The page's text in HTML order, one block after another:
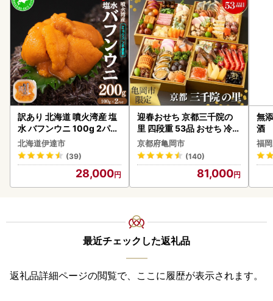
訳あり 北海道 噴火湾産 塩
水 バフンウニ 100g 2パッ
ク 計200g 《アフター保証
付き》うに ウニ 雲丹 海鮮
海の幸 魚介類 ウニ丼 お寿
司 濃厚 無添加 産地直送 お
取り寄せ 山村水産 送料無
北海道伊達市
(39)
28,000
迎春おせち 京都三千院の
里 四段重 53品 おせち 冷蔵
2027 先行予約
京都府亀岡市
(140)
81,000
無
酒
福
最近チェックした返礼品
返礼品詳細ページの閲覧で、ここに履歴が表示されます。